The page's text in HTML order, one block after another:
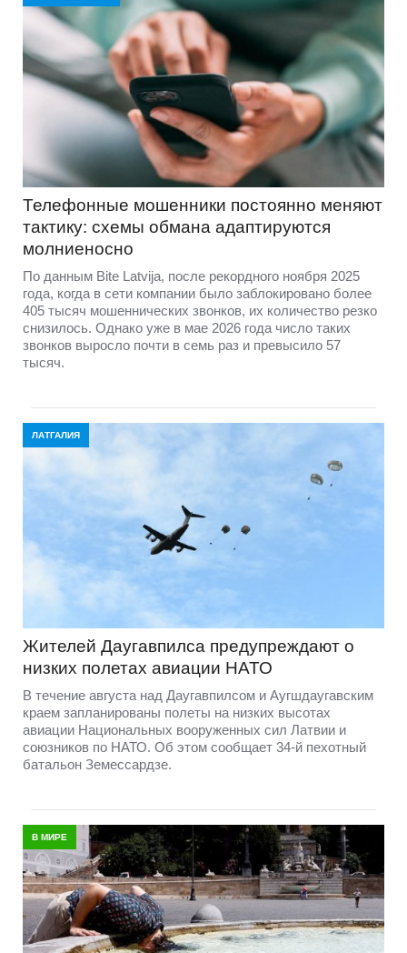
Телефонные мошенники постоянно меняют
тактику: схемы обмана адаптируются
молниеносно
По данным Bite Latvija, после рекордного ноября 2025
года, когда в сети компании было заблокировано более
405 тысяч мошеннических звонков, их количество резко
снизилось. Однако уже в мае 2026 года число таких
звонков выросло почти в семь раз и превысило 57
тысяч.
ЛАТГАЛИЯ
Жителей Даугавпилса предупреждают о
низких полетах авиации НАТО
В течение августа над Даугавпилсом и Аугшдаугавским
краем запланированы полеты на низких высотах
авиации Национальных вооруженных сил Латвии и
союзников по НАТО. Об этом сообщает 34-й пехотный
батальон Земессардзе.
В МИРЕ